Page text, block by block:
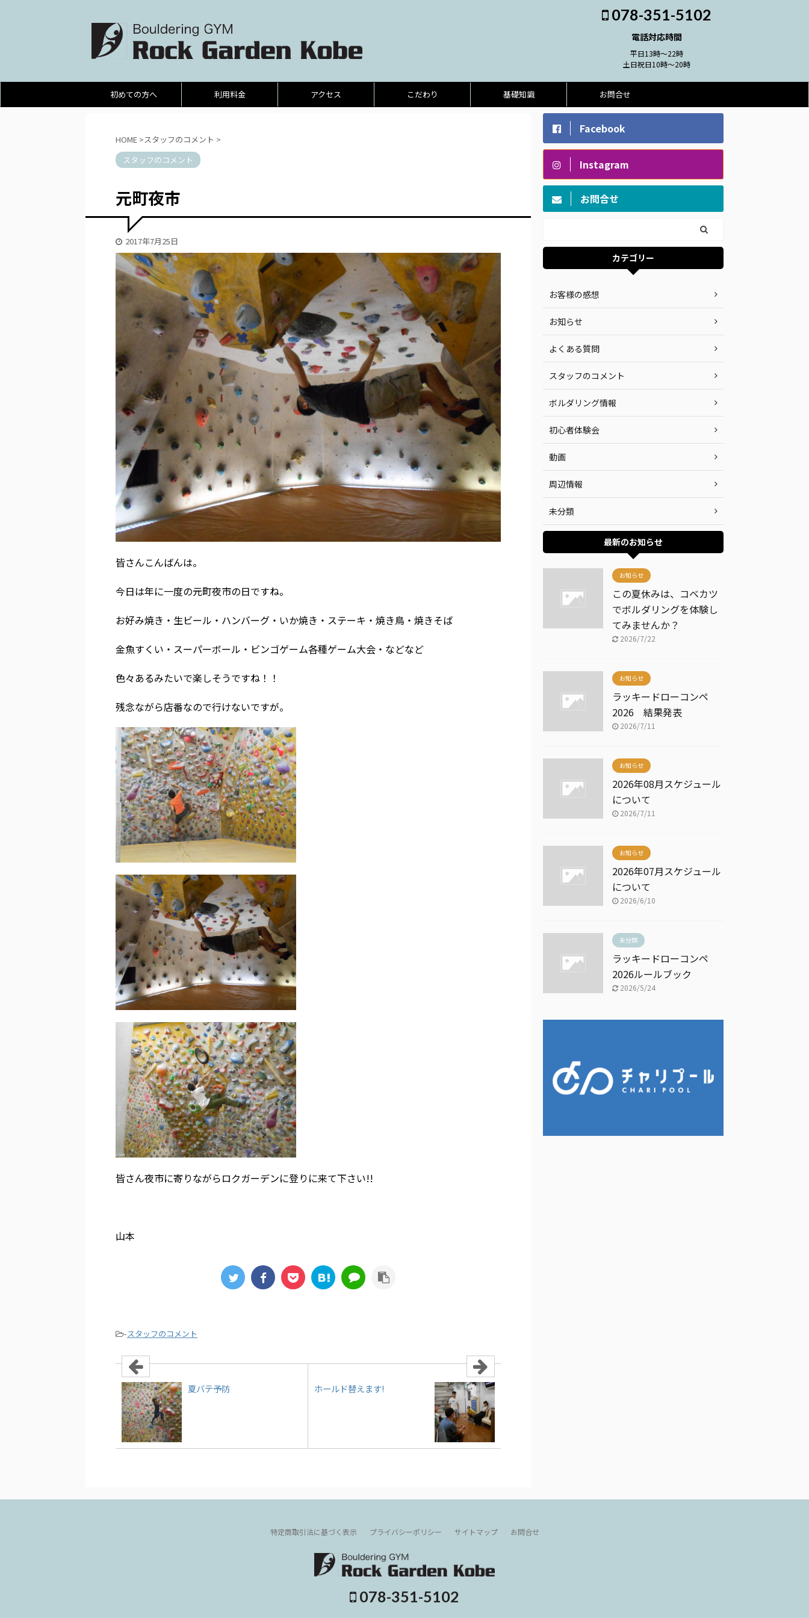
078-351-5102
電話対応時間
平日13時～22時
土日祝日10時～20時
初めての方へ 利用料金 アクセス こだわり 基礎知識 お問合せ
HOME >スタッフのコメント >
スタッフのコメント
元町夜市
2017年7月25日
皆さんこんばんは。
今日は年に一度の元町夜市の日ですね。
お好み焼き・生ビール・ハンバーグ・いか焼き・ステーキ・焼き鳥・焼きそば
金魚すくい・スーパーボール・ビンゴゲーム各種ゲーム大会・などなど
色々あるみたいで楽しそうですね！！
残念ながら店番なので行けないですが。
皆さん夜市に寄りながらロクガーデンに登りに来て下さい!!
山本
-スタッフのコメント
夏バテ予防 ホールド替えます!
Facebook
Instagram
お問合せ
カテゴリー
お客様の感想
お知らせ
よくある質問
スタッフのコメント
ボルダリング情報
初心者体験会
動画
周辺情報
未分類
最新のお知らせ
お知らせ
この夏休みは、コベカツ
でボルダリングを体験し
てみませんか？
2026/7/22
お知らせ
ラッキードローコンペ
2026 結果発表
2026/7/11
お知らせ
2026年08月スケジュール
について
2026/7/11
お知らせ
2026年07月スケジュール
について
2026/6/10
未分類
ラッキードローコンペ
2026ルールブック
2026/5/24
特定商取引法に基づく表示 プライバシーポリシー サイトマップ お問合せ
078-351-5102